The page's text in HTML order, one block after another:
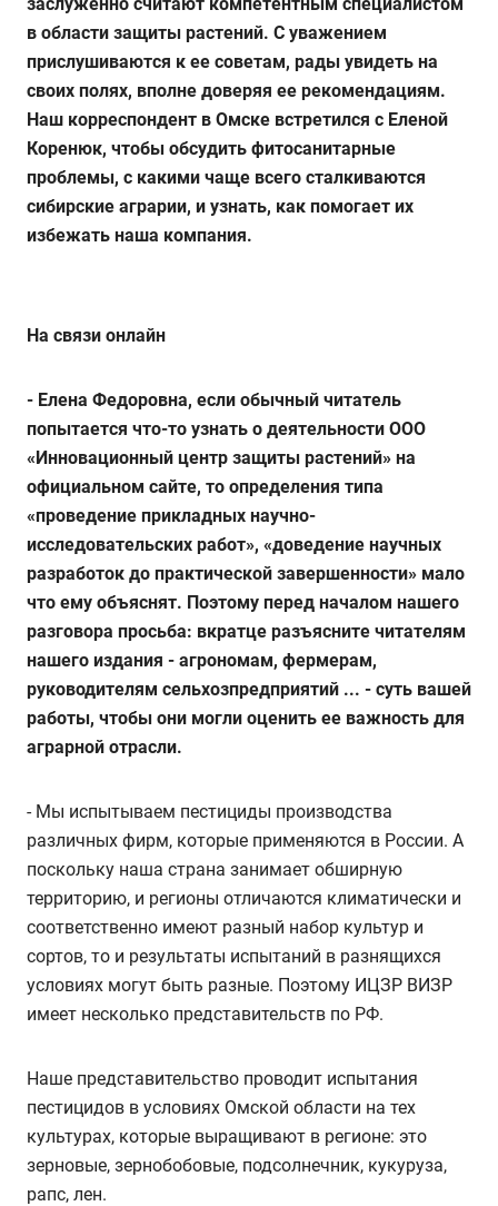
в области защиты растений. С уважением
прислушиваются к ее советам, рады увидеть на
своих полях, вполне доверяя ее рекомендациям.
Наш корреспондент в Омске встретился с Еленой
Коренюк, чтобы обсудить фитосанитарные
проблемы, с какими чаще всего сталкиваются
сибирские аграрии, и узнать, как помогает их
избежать наша компания.
На связи онлайн
- Елена Федоровна, если обычный читатель
попытается что-то узнать о деятельности ООО
«Инновационный центр защиты растений» на
официальном сайте, то определения типа
«проведение прикладных научно-
исследовательских работ», «доведение научных
разработок до практической завершенности» мало
что ему объяснят. Поэтому перед началом нашего
разговора просьба: вкратце разъясните читателям
нашего издания - агрономам, фермерам,
руководителям сельхозпредприятий ... - суть вашей
работы, чтобы они могли оценить ее важность для
аграрной отрасли.
- Мы испытываем пестициды производства
различных фирм, которые применяются в России. А
поскольку наша страна занимает обширную
территорию, и регионы отличаются климатически и
соответственно имеют разный набор культур и
сортов, то и результаты испытаний в разнящихся
условиях могут быть разные. Поэтому ИЦЗР ВИЗР
имеет несколько представительств по РФ.
Наше представительство проводит испытания
пестицидов в условиях Омской области на тех
культурах, которые выращивают в регионе: это
зерновые, зернобобовые, подсолнечник, кукуруза,
рапс, лен.